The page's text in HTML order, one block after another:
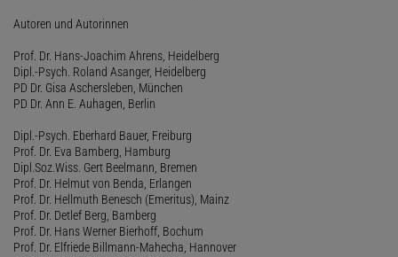
Autoren und Autorinnen
Prof. Dr. Hans-Joachim Ahrens, Heidelberg
Dipl.-Psych. Roland Asanger, Heidelberg
PD Dr. Gisa Aschersleben, München
PD Dr. Ann E. Auhagen, Berlin
Dipl.-Psych. Eberhard Bauer, Freiburg
Prof. Dr. Eva Bamberg, Hamburg
Dipl.Soz.Wiss. Gert Beelmann, Bremen
Prof. Dr. Helmut von Benda, Erlangen
Prof. Dr. Hellmuth Benesch (Emeritus), Mainz
Prof. Dr. Detlef Berg, Bamberg
Prof. Dr. Hans Werner Bierhoff, Bochum
Prof. Dr. Elfriede Billmann-Mahecha, Hannover